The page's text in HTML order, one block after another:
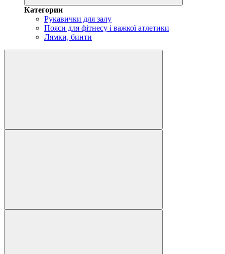
Категории
Рукавички для залу
Пояси для фітнесу і важкої атлетики
Лямки, бинти